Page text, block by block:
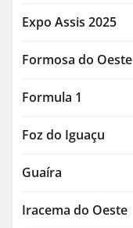
Expo Assis 2025
Formosa do Oeste
Formula 1
Foz do Iguaçu
Guaíra
Iracema do Oeste